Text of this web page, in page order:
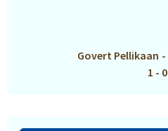
Govert Pellikaan -
1 - 0